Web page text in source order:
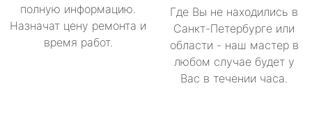
полную информацию.
Назначат цену ремонта и
время работ.
Где Вы не находились в
Санкт-Петербурге или
области - наш мастер в
любом случае будет у
Вас в течении часа.